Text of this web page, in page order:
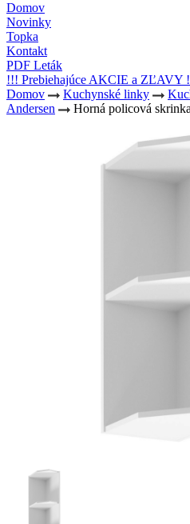
Domov
Novinky
Topka
Kontakt
PDF Leták
!!! Prebiehajúce AKCIE a ZĽAVY
Domov
Kuchynské linky
Andersen
Horná policová